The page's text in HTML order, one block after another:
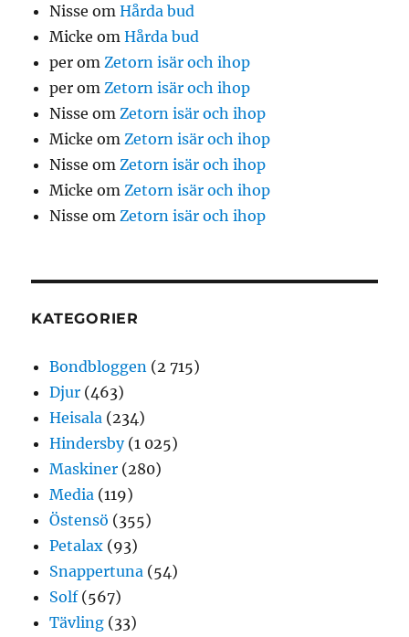
Nisse omHårda bud
Micke omHårda bud
per om Zetorn isär och ihop
per om Zetorn isär och ihop
Nisse om Zetorn isär och ihop
Micke om Zetorn isär och ihop
Nisse om Zetorn isär och ihop
Micke om Zetorn isär och ihop
Nisse om Zetorn isär och ihop
KATEGORIER
Bondbloggen (2 715)
Djur (463)
Heisala (234)
Hindersby(1 025)
Maskiner (280)
Media (119)
Östensö (355)
Petalax (93)
Snappertuna (54)
Solf(567)
Tävling (33)